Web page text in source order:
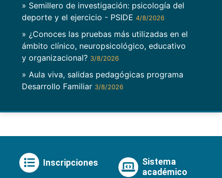
» Semillero de investigación: psicología del
deporte y el ejercicio - PSIDE 4/8/2026
» ¿Conoces las pruebas más utilizadas en el
ámbito clínico, neuropsicológico, educativo
y organizacional? 3/8/2026
» Aula viva, salidas pedagógicas programa
Desarrollo Familiar 3/8/2026
Inscripciones
Sistema
académico